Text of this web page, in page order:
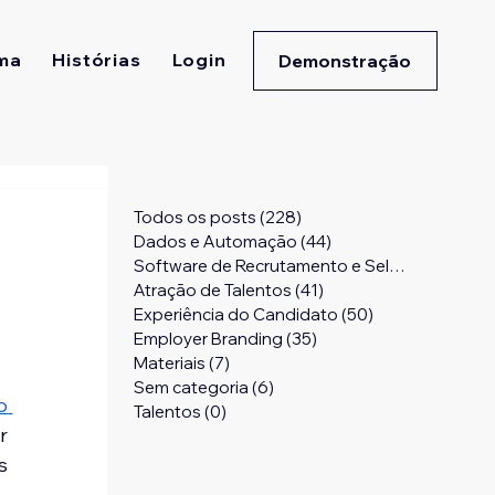
Histórias Login Demonstração
Todos os posts (228)
Dados e Automação (44)
Software de Recrutamento e Seleção
Atração de Talentos (41)
Experiência do Candidato (50)
Employer Branding (35)
Materiais (7)
Sem categoria (6)
Talentos (0)